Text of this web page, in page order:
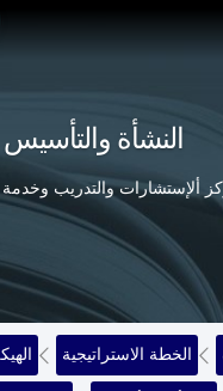
النشأة والتأسيس
ألإستشارات والتدريب وخدمة
الخطة الاستراتيجية